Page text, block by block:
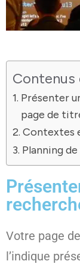
Contenus
Présenter
page de
Contextes
Planning
Votre page
l’indique